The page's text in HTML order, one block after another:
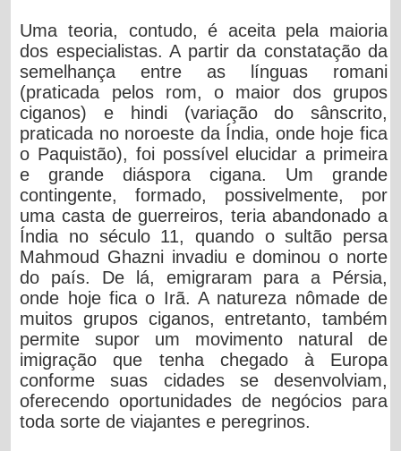
Uma teoria, contudo, é aceita pela maioria
dos especialistas. A partir da constatação da
semelhança entre as línguas romani
(praticada pelos rom, o maior dos grupos
ciganos) e hindi (variação do sânscrito,
praticada no noroeste da Índia, onde hoje fica
o Paquistão), foi possível elucidar a primeira
e grande diáspora cigana. Um grande
contingente, formado, possivelmente, por
uma casta de guerreiros, teria abandonado a
Índia no século 11, quando o sultão persa
Mahmoud Ghazni invadiu e dominou o norte
do país. De lá, emigraram para a Pérsia,
onde hoje fica o Irã. A natureza nômade de
muitos grupos ciganos, entretanto, também
permite supor um movimento natural de
imigração que tenha chegado à Europa
conforme suas cidades se desenvolviam,
oferecendo oportunidades de negócios para
toda sorte de viajantes e peregrinos.